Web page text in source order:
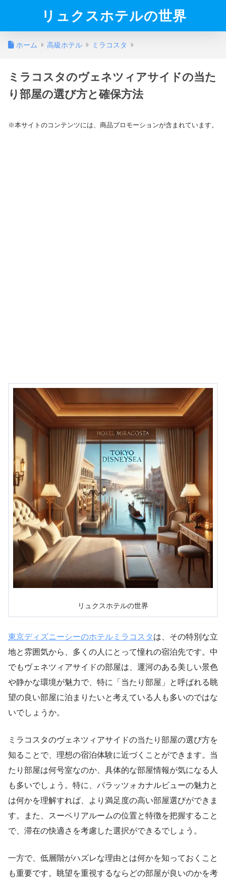
リュクスホテルの世界
ホーム 高級ホテル ミラコスタ
ミラコスタのヴェネツィアサイドの当た
り部屋の選び方と確保方法
※本サイトのコンテンツには、商品プロモーションが含まれています。
リュクスホテルの世界
東京ディズニーシーのホテルミラコスタ は、その特別な立
地と雰囲気から、多くの人にとって憧れの宿泊先です。中
でもヴェネツィアサイドの部屋は、運河のある美しい景色
や静かな環境が魅力で、特に「当たり部屋」と呼ばれる眺
望の良い部屋に泊まりたいと考えている人も多いのではな
いでしょうか。
ミラコスタのヴェネツィアサイドの当たり部屋の選び方を
知ることで、理想の宿泊体験に近づくことができます。当
たり部屋は何号室なのか、具体的な部屋情報が気になる人
も多いでしょう。特に、パラッツォカナルビューの魅力と
は何かを理解すれば、より満足度の高い部屋選びができま
す。また、スーペリアルームの位置と特徴を把握すること
で、滞在の快適さを考慮した選択ができるでしょう。
一方で、低層階がハズレな理由とは何かを知っておくこと
も重要です。眺望を重視するならどの部屋が良いのかを考